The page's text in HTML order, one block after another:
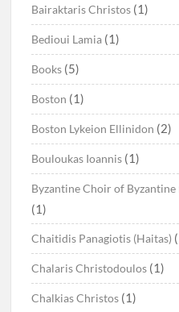
Bairaktaris Christos (1)
Bedioui Lamia (1)
Books (5)
Boston (1)
Boston Lykeion Ellinidon (2)
Bouloukas Ioannis (1)
Byzantine Choir of
(1)
Chaitidis Panagiotis (Haitas)
Chalaris Christodoulos (1)
Chalkias Christos (1)